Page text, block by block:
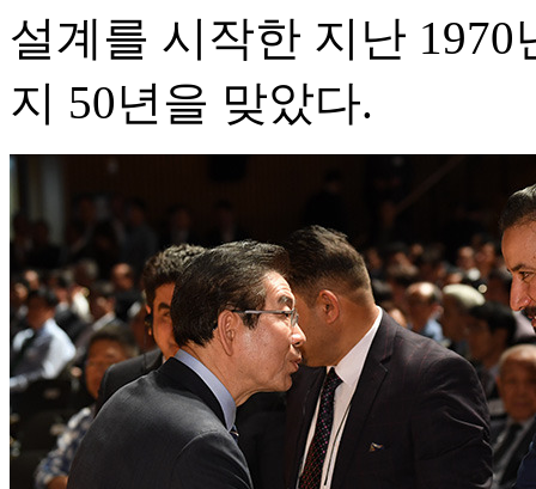
설계를 시작한 지난
지 50년을 맞았다.